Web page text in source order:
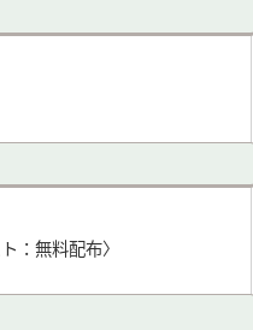
：無料配布〉